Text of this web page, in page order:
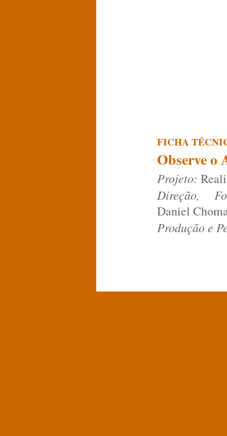
FICHA
Observe o
Projeto:
Direção,
Daniel
Produção e